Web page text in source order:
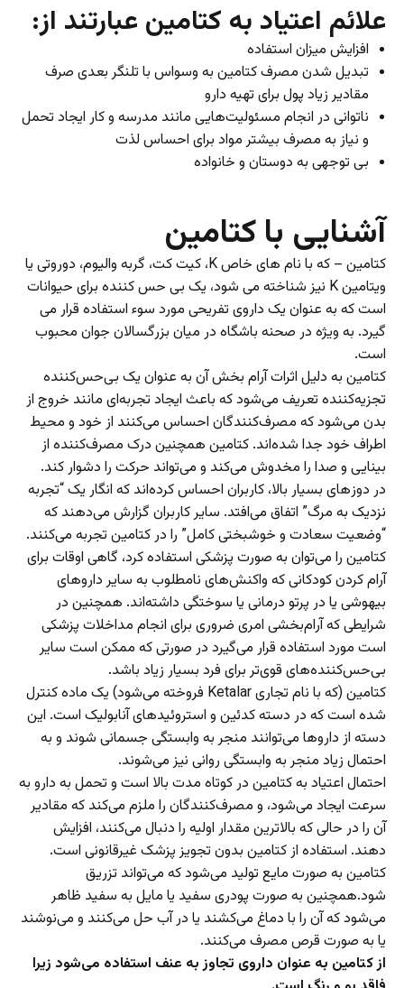
علائم اعتیاد به کتامین عبارتند از:
افزایش میزان استفاده
تبدیل شدن مصرف کتامین به وسواس با تلنگر بعدی صرف
مقادیر زیاد پول برای تهیه دارو
ناتوانی در انجام مسئولیت‌هایی مانند مدرسه و کار ایجاد تحمل
و نیاز به مصرف بیشتر مواد برای احساس لذت
بی توجهی به دوستان و خانواده
آشنایی با کتامین
کتامین – که با نام های خاص K، کیت کت، گربه والیوم، دوروتی یا
ویتامین K نیز شناخته می شود، یک بی حس کننده برای حیوانات
است که به عنوان یک داروی تفریحی مورد سوء استفاده قرار می
گیرد. به ویژه در صحنه باشگاه در میان بزرگسالان جوان محبوب
است.
کتامین به دلیل اثرات آرام بخش آن به عنوان یک بی‌حس‌کننده
تجزیه‌کننده تعریف می‌شود که باعث ایجاد تجربه‌ای مانند خروج از
بدن می‌شود که مصرف‌کنندگان احساس می‌کنند از خود و محیط
اطراف خود جدا شده‌اند. کتامین همچنین درک مصرف‌کننده از
بینایی و صدا را مخدوش می‌کند و می‌تواند حرکت را دشوار کند.
در دوز‌های بسیار بالا، کاربران احساس کرده‌اند که انگار یک “تجربه
نزدیک به مرگ” اتفاق می‌افتد. سایر کاربران گزارش می‌دهند که
“وضعیت سعادت و خوشبختی کامل” را در کتامین تجربه می‌کنند.
کتامین را می‌توان به صورت پزشکی استفاده کرد، گاهی اوقات برای
آرام کردن کودکانی که واکنش‌های نامطلوب به سایر دارو‌های
بیهوشی یا در پرتو درمانی یا سوختگی داشته‌اند. همچنین در
شرایطی که آرام‌بخشی امری ضروری برای انجام مداخلات پزشکی
است مورد استفاده قرار می‌گیرد در صورتی که ممکن است سایر
بی‌حس‌کننده‌های قوی‌تر برای فرد بسیار زیاد باشد.
کتامین (که با نام تجاری Ketalar فروخته می‌شود) یک ماده کنترل
شده است که در دسته کدئین و استروئید‌های آنابولیک است. این
دسته از دارو‌ها می‌توانند منجر به وابستگی جسمانی شوند و به
احتمال زیاد منجر به وابستگی روانی نیز می‌شوند.
احتمال اعتیاد به کتامین در کوتاه مدت بالا است و تحمل به دارو به
سرعت ایجاد می‌شود، و مصرف‌کنندگان را ملزم می‌کند که مقادیر
آن را در حالی که بالاترین مقدار اولیه را دنبال می‌کنند، افزایش
دهند. استفاده از کتامین بدون تجویز پزشک غیرقانونی است.
کتامین به صورت مایع تولید می‌شود که می‌تواند تزریق
شود.همچنین به صورت پودری سفید یا مایل به سفید ظاهر
می‌شود که آن را با دماغ می‌کشند یا در آب حل می‌کنند و می‌نوشند
یا به صورت قرص مصرف می‌کنند.
از کتامین به عنوان داروی تجاوز به عنف استفاده می‌شود زیرا